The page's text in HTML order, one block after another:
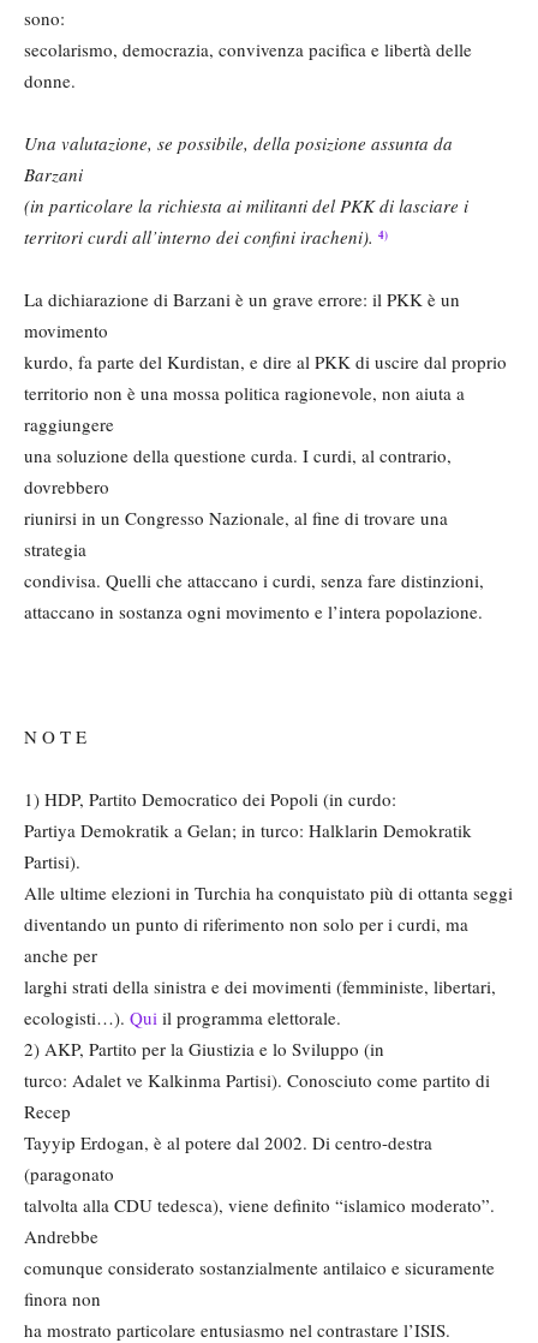
sono:
secolarismo, democrazia, convivenza pacifica e libertà delle
donne.
Una valutazione, se possibile, della posizione assunta da
Barzani
(in particolare la richiesta ai militanti del PKK di lasciare i
territori curdi all’interno dei confini iracheni). 4)
La dichiarazione di Barzani è un grave errore: il PKK è un
movimento
kurdo, fa parte del Kurdistan, e dire al PKK di uscire dal proprio
territorio non è una mossa politica ragionevole, non aiuta a
raggiungere
una soluzione della questione curda. I curdi, al contrario,
dovrebbero
riunirsi in un Congresso Nazionale, al fine di trovare una
strategia
condivisa. Quelli che attaccano i curdi, senza fare distinzioni,
attaccano in sostanza ogni movimento e l’intera popolazione.
N O T E
1) HDP, Partito Democratico dei Popoli (in curdo:
Partiya Demokratik a Gelan; in turco: Halklarin Demokratik
Partisi).
Alle ultime elezioni in Turchia ha conquistato più di ottanta seggi
diventando un punto di riferimento non solo per i curdi, ma
anche per
larghi strati della sinistra e dei movimenti (femministe, libertari,
ecologisti…). Qui il programma elettorale.
2) AKP, Partito per la Giustizia e lo Sviluppo (in
turco: Adalet ve Kalkinma Partisi). Conosciuto come partito di
Recep
Tayyip Erdogan, è al potere dal 2002. Di centro-destra
(paragonato
talvolta alla CDU tedesca), viene definito “islamico moderato”.
Andrebbe
comunque considerato sostanzialmente antilaico e sicuramente
finora non
ha mostrato particolare entusiasmo nel contrastare l’ISIS.